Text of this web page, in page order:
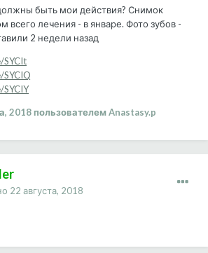
быть мои действия? Снимок
всего лечения - в январе. Фото зубов -
2 недели назад
2018пользователем Anastasy.p
22 августа, 2018